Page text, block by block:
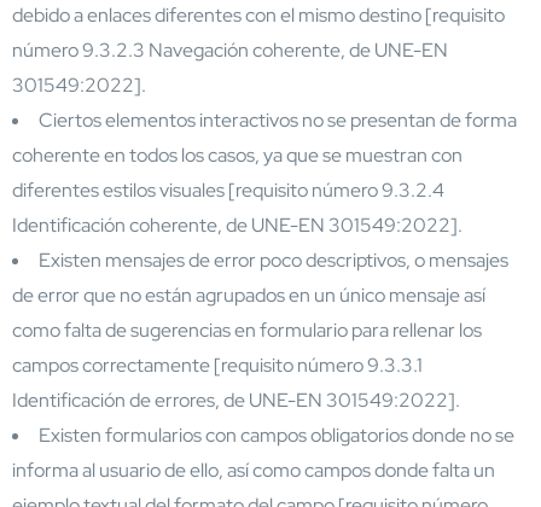
debido a enlaces diferentes con el mismo destino [requisito
número 9.3.2.3 Navegación coherente, de UNE-EN
301549:2022].
Ciertos elementos interactivos no se presentan de forma
coherente en todos los casos, ya que se muestran con
diferentes estilos visuales [requisito número 9.3.2.4
Identificación coherente, de UNE-EN 301549:2022].
Existen mensajes de error poco descriptivos, o mensajes
de error que no están agrupados en un único mensaje así
como falta de sugerencias en formulario para rellenar los
campos correctamente [requisito número 9.3.3.1
Identificación de errores, de UNE-EN 301549:2022].
Existen formularios con campos obligatorios donde no se
informa al usuario de ello, así como campos donde falta un